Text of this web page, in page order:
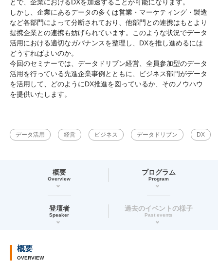
とで、企業におけるDXを加速することが可能になります。
しかし、企業にあるデータの多くは営業・マーケティング・製造
など各部門によって分断されており、他部門との連携はもとより
提携企業との連携も妨げられています。このような状況でデータ
活用における適切なガバナンスを整理し、DXを推し進めるには
どうすればよいのか。
今回のセミナーでは、データドリブン経営、全員参加型のデータ
活用を行っている先進企業事例とともに、ビジネス部門がデータ
を活用して、どのようにDX推進を図っているか、そのノウハウ
を提供いたします。
データ活用 経営 ビジネス データドリブン DX
概要
Overview
プログラム
Program
登壇者
Speaker
過去のイベントの様子
Past events
概要
OVERVIEW